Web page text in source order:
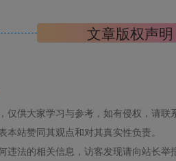
文章版权声明
供大家学习与参考，如有侵权，请联
站赞同其观点和对其真实性负责。
违法的相关信息，访客发现请向站长举